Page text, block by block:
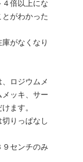
倍以上にな
がわかった
がなくなり
ロジウムメ
ッキ、サー
ます。
りっぱなし
９センチのみ